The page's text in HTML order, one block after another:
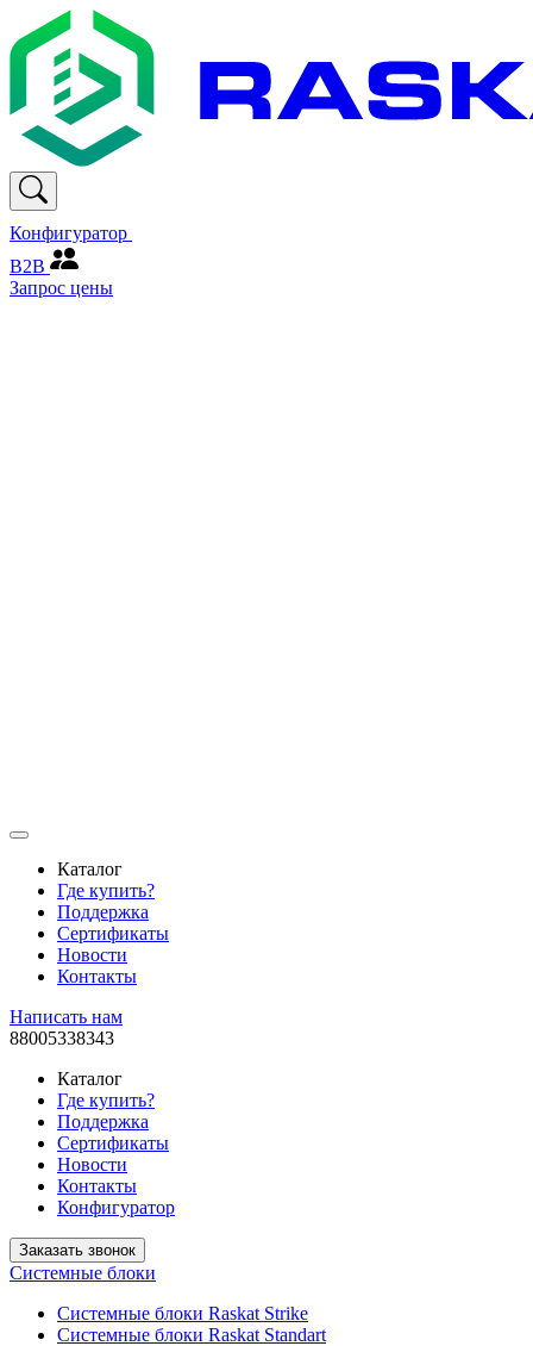
Конфигуратор
В2В
Запрос цены
Каталог
Где купить?
Поддержка
Сертификаты
Новости
Контакты
Написать нам
88005338343
Каталог
Где купить?
Поддержка
Сертификаты
Новости
Контакты
Конфигуратор
Заказать звонок
Системные блоки
Системные блоки Raskat Strike
Системные блоки Raskat Standart